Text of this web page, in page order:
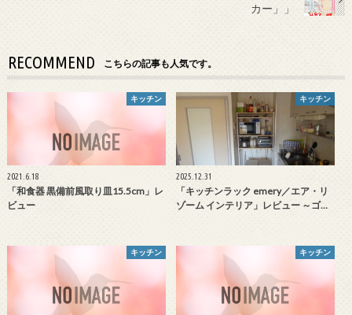
カー」」
RECOMMEND こちらの記事も人気です。
キッチン
2021.6.18
「和食器 黒備前風取り皿15.5cm」レ
ビュー
キッチン
2025.12.31
「キッチンラック emery／エア・リ
ゾーム インテリア」レビュー ～ゴ…
キッチン キッチン